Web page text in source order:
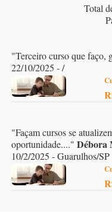
Total
"Terceiro curso que faço,
22/10/2025 - /
"Façam cursos se
oportunidade...." Débora
10/2/2025 - Guarulhos/SP